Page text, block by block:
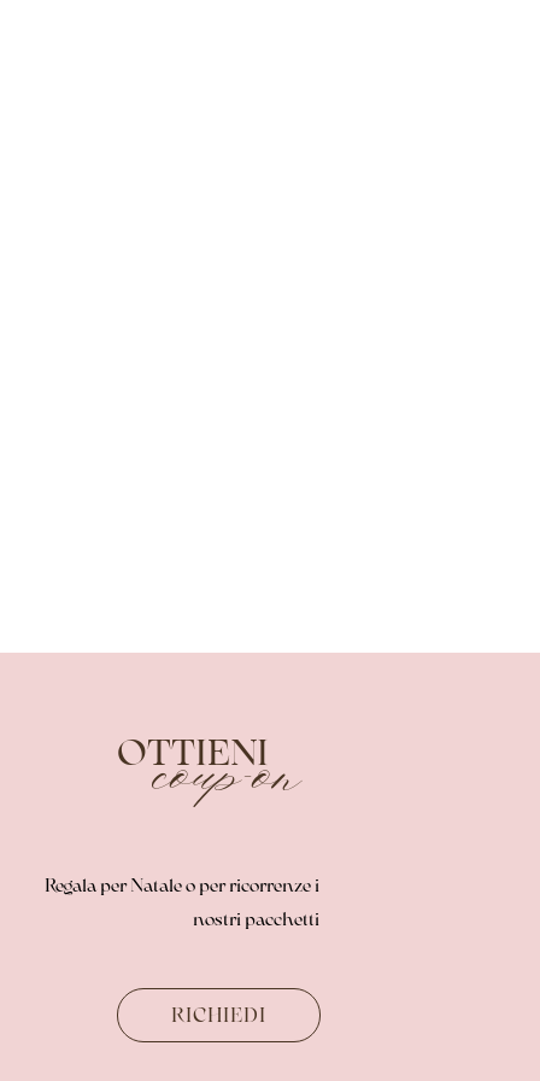
OTTIENI
coup-on
Regala per Natale o per ricorrenze i
nostri pacchetti
RICHIEDI